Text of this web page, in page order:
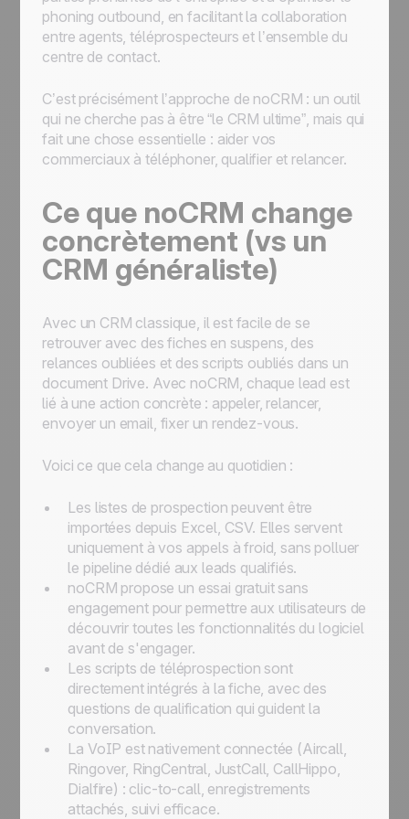
phoning outbound, en facilitant la collaboration
entre agents, téléprospecteurs et l’ensemble du
centre de contact.
C’est précisément l’approche de noCRM : un outil
qui ne cherche pas à être “le CRM ultime”, mais qui
fait une chose essentielle : aider vos
commerciaux à téléphoner, qualifier et relancer.
Ce que noCRM change
concrètement (vs un
CRM généraliste)
Avec un CRM classique, il est facile de se
retrouver avec des fiches en suspens, des
relances oubliées et des scripts oubliés dans un
document Drive. Avec noCRM, chaque lead est
lié à une action concrète : appeler, relancer,
envoyer un email, fixer un rendez-vous.
Voici ce que cela change au quotidien :
Les listes de prospection peuvent être
importées depuis Excel, CSV. Elles servent
uniquement à vos appels à froid, sans polluer
le pipeline dédié aux leads qualifiés.
noCRM propose un essai gratuit sans
engagement pour permettre aux utilisateurs de
découvrir toutes les fonctionnalités du logiciel
avant de s'engager.
Les scripts de téléprospection sont
directement intégrés à la fiche, avec des
questions de qualification qui guident la
conversation.
La VoIP est nativement connectée (Aircall,
Ringover, RingCentral, JustCall, CallHippo,
Dialfire) : clic-to-call, enregistrements
attachés, suivi efficace.